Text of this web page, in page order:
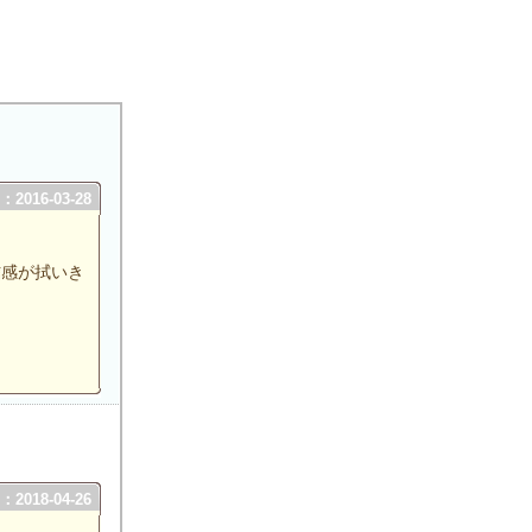
2016-03-28
が拭いき
2018-04-26